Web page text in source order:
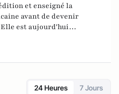
et enseigné la
avant de devenir
est aujourd'hui
idées d'Atlantico.fr.
24 Heures 7 Jours